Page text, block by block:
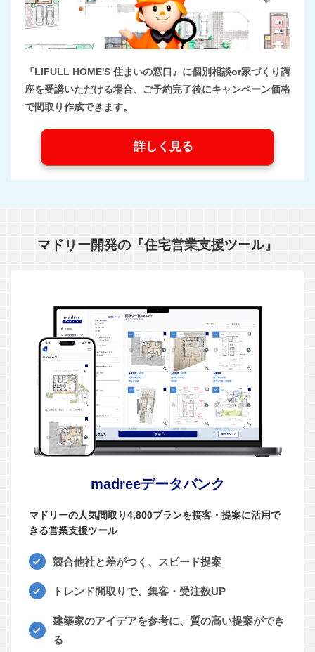
『LIFULL HOME'S 住まいの窓口』に個別相談or家づくり講
座を受講いただける場合、ご予約完了後にキャンペーン価格
で間取り作成できます。
詳しく見る
マドリー開発の『住宅営業支援ツール』
madreeデータバンク
マドリーの人気間取り4,800プランを接客・提案に活用で
きる営業支援ツール
競合他社と差がつく、スピード提案
トレンド間取りで、集客・受注数UP
建築家のアイデアを参考に、質の高い提案ができ
る